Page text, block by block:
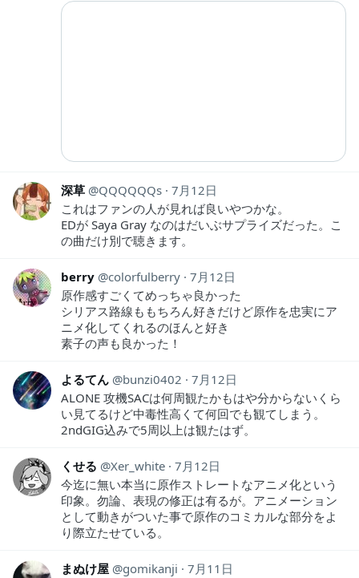
深草 QQQQQQs 7月12日
これはファンの人が見れば良いやつかな。
EDが Saya Gray なのはだいぶサプライズだった。こ
の曲だけ別で聴きます。
berry colorfulberry 7月12日
原作感すごくてめっちゃ良かった
シリアス路線ももちろん好きだけど原作を忠実にア
ニメ化してくれるのほんと好き
素子の声も良かった！
よるてん bunzi0402
7月12日
ALONE 攻機SACは何周観たかもはや分からないくら
い見てるけど中毒性高くて何回でも観てしまう。
2ndGIG込みで5周以上は観たはず。
くせる Xer_white 7月12日
今迄に無い本当に原作ストレートなアニメ化という
印象。勿論、表現の修正は有るが。アニメーション
として動きがついた事で原作のコミカルな部分をよ
り際立たせている。
まぬけ屋 gomikanji
7月11日